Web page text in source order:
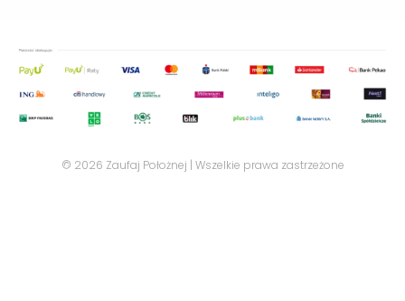
© 2026 Zaufaj Położnej | Wszelkie prawa zastrzeżone